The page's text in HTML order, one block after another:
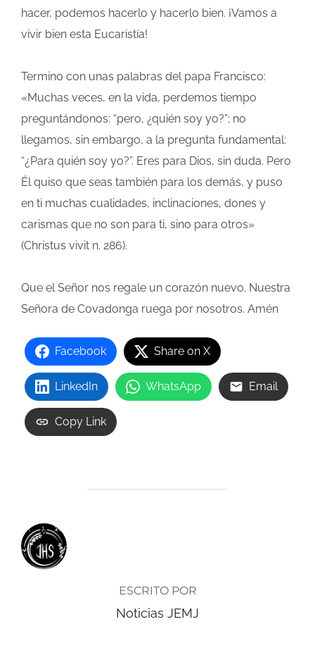
hacer, podemos hacerlo y hacerlo bien. ¡Vamos a
vivir bien esta Eucaristía!
Termino con unas palabras del papa Francisco:
«Muchas veces, en la vida, perdemos tiempo
preguntándonos: “pero, ¿quién soy yo?”; no
llegamos, sin embargo, a la pregunta fundamental:
“¿Para quién soy yo?”. Eres para Dios, sin duda. Pero
Él quiso que seas también para los demás, y puso
en ti muchas cualidades, inclinaciones, dones y
carismas que no son para ti, sino para otros»
(Christus vivit n. 286).
Que el Señor nos regale un corazón nuevo. Nuestra
Señora de Covadonga ruega por nosotros. Amén
Facebook Share on X
LinkedIn WhatsApp Email
Copy Link
ESCRITO POR
Noticias JEMJ